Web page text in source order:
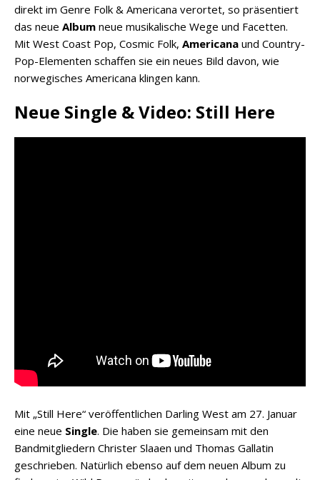
direkt im Genre Folk & Americana verortet, so präsentiert
das neue Album neue musikalische Wege und Facetten.
Mit West Coast Pop, Cosmic Folk, Americana und Country-
Pop-Elementen schaffen sie ein neues Bild davon, wie
norwegisches Americana klingen kann.
Neue Single & Video: Still Here
Mit „Still Here“ veröffentlichen Darling West am 27. Januar
eine neue Single. Die haben sie gemeinsam mit den
Bandmitgliedern Christer Slaaen und Thomas Gallatin
geschrieben. Natürlich ebenso auf dem neuen Album zu